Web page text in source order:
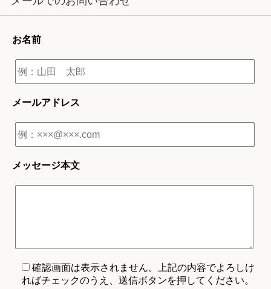
お名前
メールアドレス
メッセージ本文
確認画面は表示されません。上記の内容でよろしけ
ればチェックのうえ、送信ボタンを押してください。